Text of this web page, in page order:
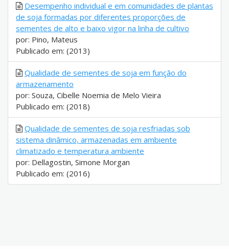
Desempenho individual e em comunidades de plantas
de soja formadas por diferentes proporções de
sementes de alto e baixo vigor na linha de cultivo
por: Pino, Mateus
Publicado em: (2013)
Qualidade de sementes de soja em função do
armazenamento
por: Souza, Cibelle Noemia de Melo Vieira
Publicado em: (2018)
Qualidade de sementes de soja resfriadas sob
sistema dinâmico, armazenadas em ambiente
climatizado e temperatura ambiente
por: Dellagostin, Simone Morgan
Publicado em: (2016)